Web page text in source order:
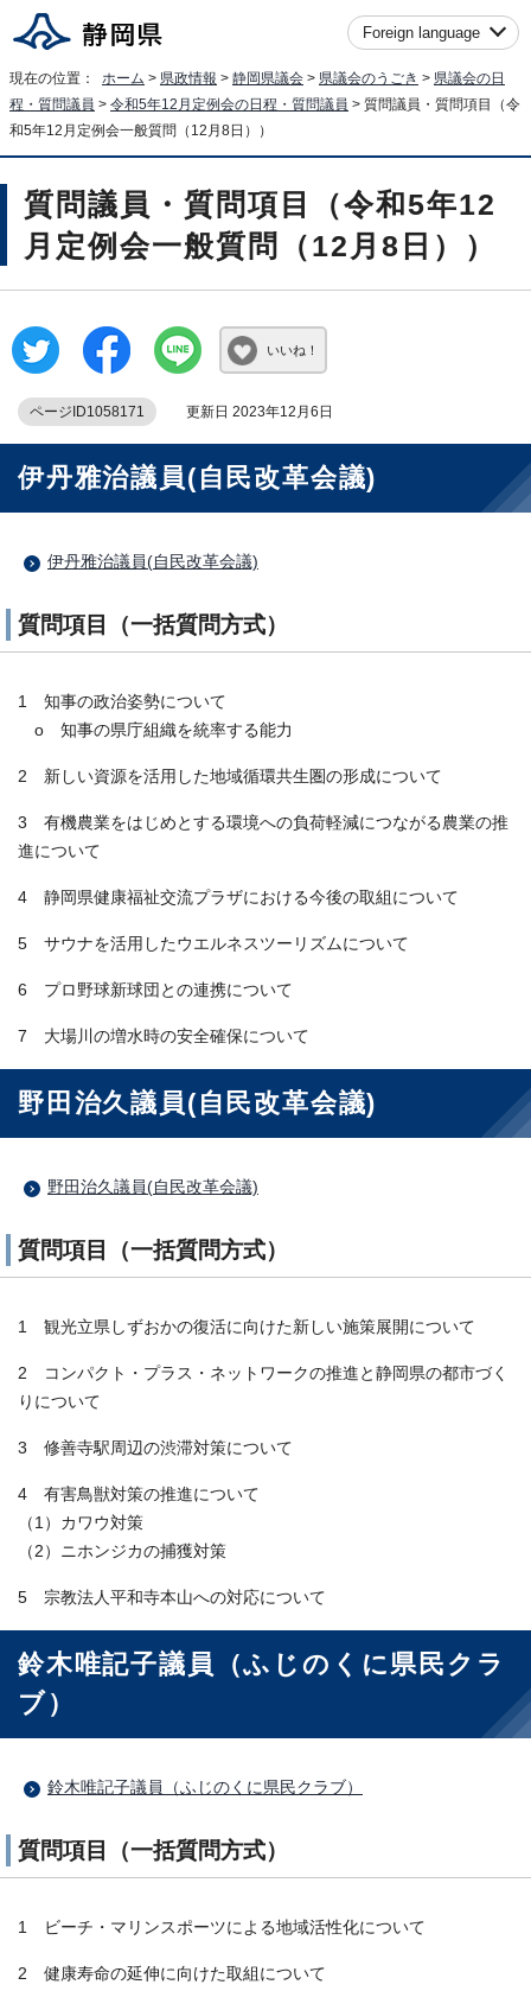
Foreign language
現在の位置： ホーム > 県政情報 > 静岡県議会 > 県議会のうごき > 県議会の日
程・質問議員 > 令和5年12月定例会の日程・質問議員 > 質問議員・質問項目（令
和5年12月定例会一般質問（12月8日））
質問議員・質問項目（令和5年12
月定例会一般質問（12月8日））
いいね！
ページID1058171 更新日 2023年12月6日
伊丹雅治議員(自民改革会議)
伊丹雅治議員(自民改革会議)
質問項目（一括質問方式）
1 知事の政治姿勢について
o 知事の県庁組織を統率する能力
2 新しい資源を活用した地域循環共生圏の形成について
3 有機農業をはじめとする環境への負荷軽減につながる農業の推
進について
4 静岡県健康福祉交流プラザにおける今後の取組について
5 サウナを活用したウエルネスツーリズムについて
6 プロ野球新球団との連携について
7 大場川の増水時の安全確保について
野田治久議員(自民改革会議)
野田治久議員(自民改革会議)
質問項目（一括質問方式）
1 観光立県しずおかの復活に向けた新しい施策展開について
2 コンパクト・プラス・ネットワークの推進と静岡県の都市づく
りについて
3 修善寺駅周辺の渋滞対策について
4 有害鳥獣対策の推進について
（1）カワウ対策
（2）ニホンジカの捕獲対策
5 宗教法人平和寺本山への対応について
鈴木唯記子議員（ふじのくに県民クラ
ブ）
鈴木唯記子議員（ふじのくに県民クラブ）
質問項目（一括質問方式）
1 ビーチ・マリンスポーツによる地域活性化について
2 健康寿命の延伸に向けた取組について